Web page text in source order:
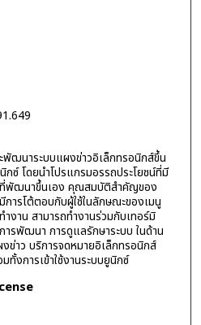
ฒนาระบบแผงข่าวอิเล็กทรอนิกส์ขึ้น
ซ์ โดยนำโปรแกรมอรรถประโยชน์ที่มี
ที่พัฒนาขึ้นเอง คุณสมบัติสำคัญของ
ารโต้ตอบกับผู้ใช้ในลักษณะของเมนู
ำงาน สามารถทำงานร่วมกับเทอร์มิ
ารพัฒนา การดูแลรักษาระบบ ในด้าน
ข่าว บริการจดหมายอิเล็กทรอนิกส์
งการเข้าใช้งานระบบยูนิกซ์